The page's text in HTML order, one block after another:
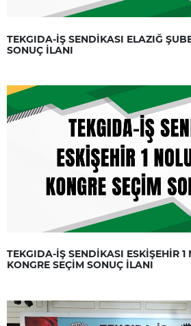
TEKGIDA-İŞ SENDİKASI ELAZIĞ
SONUÇ İLANI
TEKGIDA-İŞ SENDİKASI ESKİŞEHİR 1
KONGRE SEÇİM SONUÇ İLANI